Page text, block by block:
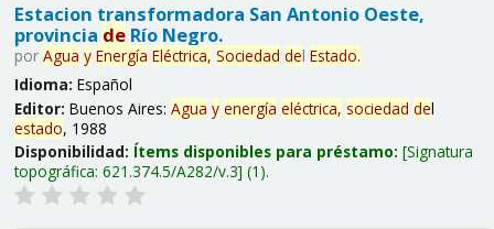
Estacion transformadora San Antonio Oeste,
provincia deRío Negro.
por Agua y Energía Eléctrica, Sociedad del Estado.
Idioma: Español
Editor: Buenos Aires: Agua y energía eléctrica, sociedad del
estado, 1988
Disponibilidad: Ítems disponibles para préstamo: Signatura
topográfica: 621.374.5/A282/v.3 (1).